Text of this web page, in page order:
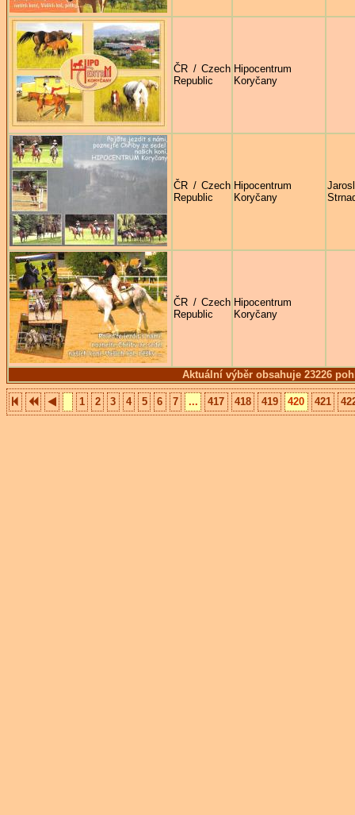
Aktuální výběr obsahuje 23226
ČR / Czech
Republic
Hipocentrum
Koryčany
ČR / Czech
Republic
Hipocentrum
Koryčany
ČR / Czech
Republic
Hipocentrum
Koryčany
1 2 3 4 5 6 7 ... 417 418 419 420 421